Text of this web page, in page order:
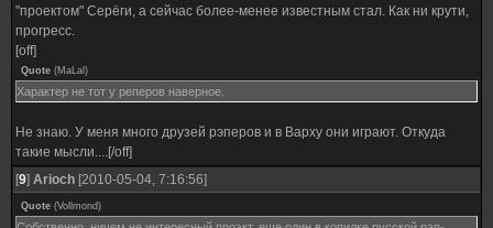
"проектом" Серёги, а сейчас более-менее известным стал. Как ни крути,
прогресс.
[off]
Quote (MaLal )
Характер не тот у реперов наверное.
Не знаю. У меня много друзей рэперов и в Варху они играют. Откуда
такие мысли....[/off]
[9] Ariоch [2010-05-04, 7:16:56]
Quote (Vollmond)